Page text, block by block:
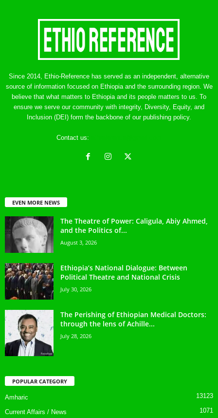
Since 2014, Ethio-Reference has served as an independent, alternative
source of information focused on Ethiopia and the surrounding region. We
believe that what matters to Ethiopia and its people matters to us. To
ensure we serve our community with integrity, Diversity, Equity, and
Inclusion (DEI) form the backbone of our publishing policy.
Contact us:
EVEN MORE NEWS
The Theatre of Power: Caligula, Abiy Ahmed,
and the Politics of...
August 3, 2026
Ethiopia’s National Dialogue: Between
Political Theatre and National Crisis
July 30, 2026
The Perishing of Ethiopian Medical Doctors:
through the lens of Achille...
July 28, 2026
POPULAR CATEGORY
Amharic 13123
Current Affairs / News 1071